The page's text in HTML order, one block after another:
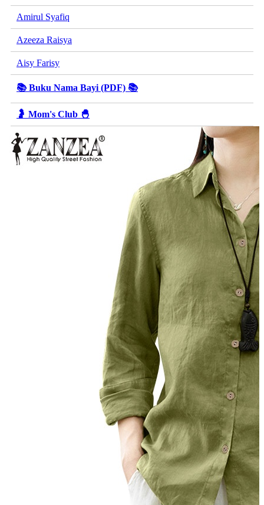
Amirul Syafiq
Azeeza Raisya
Aisy Farisy
📚 Buku Nama Bayi (PDF) 📚
🤰 Mom's Club 🐣